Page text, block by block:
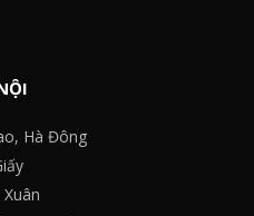
Hà Đông